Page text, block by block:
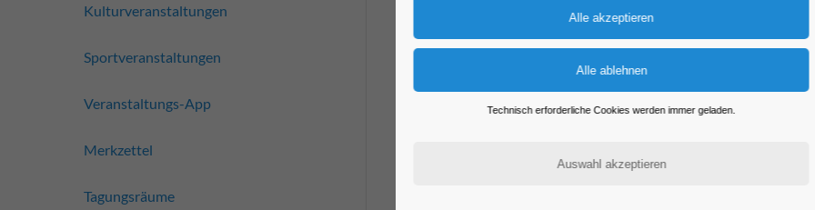
Kulturveranstaltungen
Sportveranstaltungen
Veranstaltungs-App
Merkzettel
Tagungsräume
Technisch erforderliche Cookies werden immer geladen.